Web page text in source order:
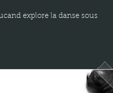
explore la danse sous